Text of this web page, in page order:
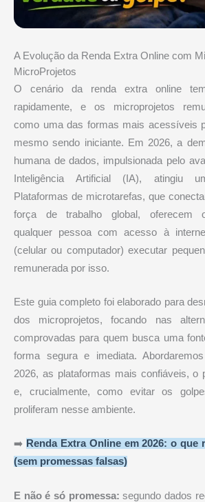
A Evolução da Renda Extra Online com
MicroProjetos
O cenário da renda extra online
rapidamente, e os microprojetos
como uma das formas mais acessíveis
mesmo sendo iniciante. Em 2026, a
humana de dados, impulsionada pelo
Inteligência Artificial (IA), atingiu
Plataformas de microtarefas, que
força de trabalho global, oferecem
qualquer pessoa com acesso à
(celular ou computador) executar
remunerada por isso.
Este guia completo foi elaborado para
dos microprojetos, focando nas
comprovadas para quem busca uma
forma segura e imediata.
2026, as plataformas mais confiáveis, o
e, crucialmente, como evitar os
proliferam nesse ambiente.
➡️ Renda Extra Online em 2026: o que
(sem promessas falsas)
E não é só promessa: segundo dados